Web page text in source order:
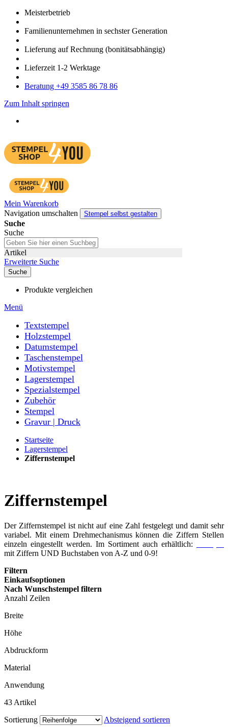
Meister­betrieb
Familien­unter­nehmen in sechster Gene­ration
Lieferung auf Rech­nung (bonitätsabhängig)
Liefer­zeit 1-2 Werk­tage
Bera­tung +49 3585 86 78 86
Zum Inhalt springen
Mein Warenkorb
Navigation umschalten
Stempel selbst gestalten
Suche
Suche
Artikel
Erweiterte Suche
Suche
Produkte vergleichen
Menü
Textstempel
Holzstempel
Datumstempel
Taschenstempel
Motivstempel
Lagerstempel
Spezialstempel
Zubehör
Stempel
Gravur | Druck
Startseite
Lagerstempel
Ziffernstempel
Ziffernstempel
Der Ziffernstempel ist nicht auf eine Zahl festgelegt und damit sehr
variabel. Mit einem Drehmechanismus können die Ziffern Stellen
einzeln eingestellt werden. Im Sortiment auch erhältlich:
mit Ziffern UND Buchstaben von A-Z und 0-9!
Filtern
Einkaufsoptionen
Nach Wunschstempel filtern
Anzahl Zeilen
Breite
Höhe
Abdruckform
Material
Anwendung
43 Artikel
Sortierung
Absteigend sortieren